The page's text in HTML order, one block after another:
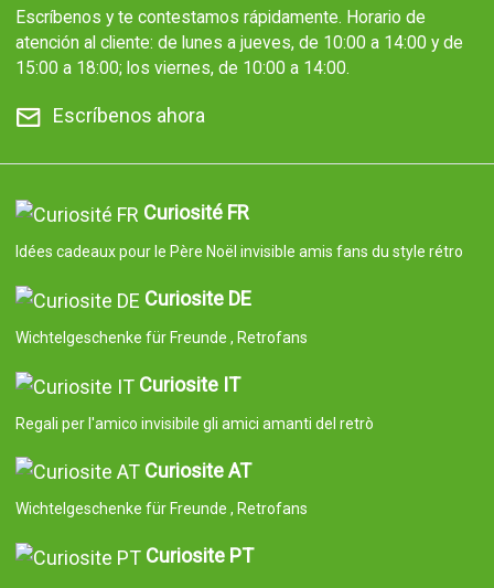
Escríbenos y te contestamos rápidamente. Horario de
atención al cliente: de lunes a jueves, de 10:00 a 14:00 y de
15:00 a 18:00; los viernes, de 10:00 a 14:00.
Escríbenos ahora
Curiosité FR
Idées cadeaux pour le Père Noël invisible amis fans du style rétro
Curiosite DE
Wichtelgeschenke für Freunde , Retrofans
Curiosite IT
Regali per l'amico invisibile gli amici amanti del retrò
Curiosite AT
Wichtelgeschenke für Freunde , Retrofans
Curiosite PT